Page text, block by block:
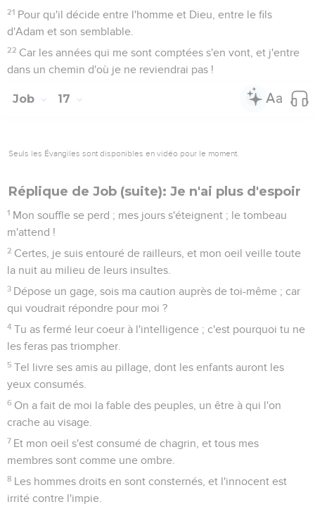
21 Pour qu'il décide entre l'homme et Dieu, entre le fils
d'Adam et son semblable.
22 Car les années qui me sont comptées s'en vont, et j'entre
dans un chemin d'où je ne reviendrai pas !
Job 17
Seuls les Évangiles sont disponibles en vidéo pour le moment.
Réplique de Job (suite): Je n'ai plus d'espoir
1 Mon souffle se perd ; mes jours s'éteignent ; le tombeau
m'attend !
2 Certes, je suis entouré de railleurs, et mon oeil veille toute
la nuit au milieu de leurs insultes.
3 Dépose un gage, sois ma caution auprès de toi-même ; car
qui voudrait répondre pour moi ?
4 Tu as fermé leur coeur à l'intelligence ; c'est pourquoi tu ne
les feras pas triompher.
5 Tel livre ses amis au pillage, dont les enfants auront les
yeux consumés.
6 On a fait de moi la fable des peuples, un être à qui l'on
crache au visage.
7 Et mon oeil s'est consumé de chagrin, et tous mes
membres sont comme une ombre.
8 Les hommes droits en sont consternés, et l'innocent est
irrité contre l'impie.